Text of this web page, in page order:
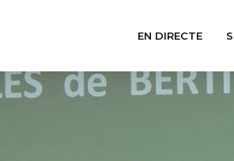
EN DIRECTE